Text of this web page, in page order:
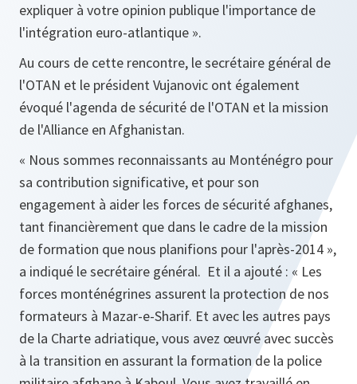
expliquer à votre opinion publique l'importance de
l'intégration euro‑atlantique ».
Au cours de cette rencontre, le secrétaire général de
l'OTAN et le président Vujanovic ont également
évoqué l'agenda de sécurité de l'OTAN et la mission
de l'Alliance en Afghanistan.
« Nous sommes reconnaissants au Monténégro pour
sa contribution significative, et pour son
engagement à aider les forces de sécurité afghanes,
tant financièrement que dans le cadre de la mission
de formation que nous planifions pour l'après‑2014 »,
a indiqué le secrétaire général. Et il a ajouté : « Les
forces monténégrines assurent la protection de nos
formateurs à Mazar‑e‑Sharif. Et avec les autres pays
de la Charte adriatique, vous avez œuvré avec succès
à la transition en assurant la formation de la police